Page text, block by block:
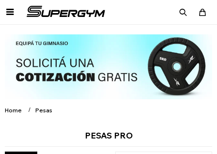

Home Pesas
PESAS PRO